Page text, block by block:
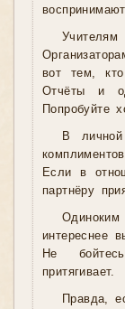
вот тем,
Отчёты и
Попробуйте
В
Если в
партнёру
интереснее
Не
притягивает.
Правда,